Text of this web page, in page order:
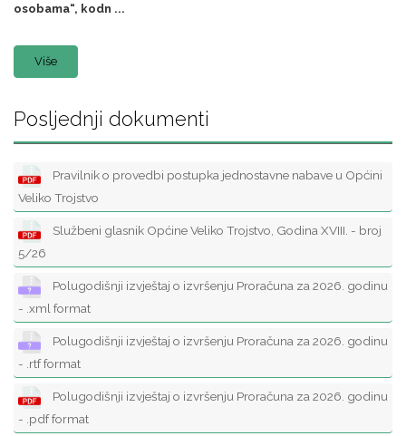
osobama“, kodn ...
Više
Posljednji dokumenti
Pravilnik o provedbi postupka jednostavne nabave u Općini
Veliko Trojstvo
Službeni glasnik Općine Veliko Trojstvo, Godina XVIII. - broj
5/26
Polugodišnji izvještaj o izvršenju Proračuna za 2026. godinu
- .xml format
Polugodišnji izvještaj o izvršenju Proračuna za 2026. godinu
- .rtf format
Polugodišnji izvještaj o izvršenju Proračuna za 2026. godinu
- .pdf format